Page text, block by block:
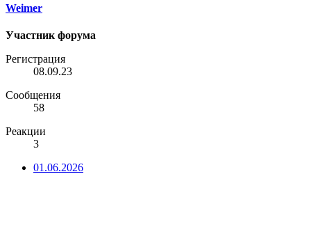
Weimer
Участник форума
Регистрация
08.09.23
Сообщения
58
Реакции
3
01.06.2026